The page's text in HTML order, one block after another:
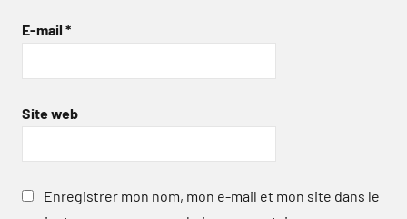
E-mail *
Site web
Enregistrer mon nom, mon e-mail et mon site dans le